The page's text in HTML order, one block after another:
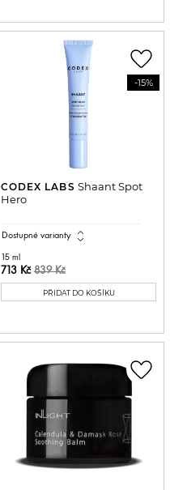
CODEX LABS Shaant Spot
Hero
Dostupné varianty expand_all
15 ml
713 Kč839 Kč
PŘIDAT DO KOŠÍKU
-15%
favorite_border
favorite_border